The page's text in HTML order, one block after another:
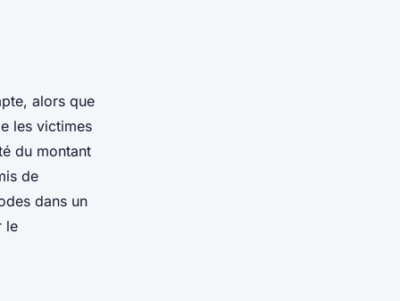
alors que
les victimes
du montant
de
dans un
le